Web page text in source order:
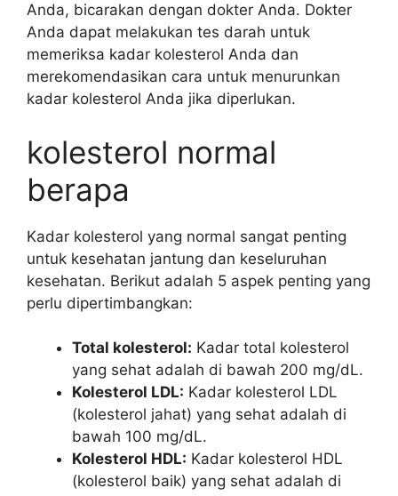
Anda, bicarakan dengan dokter Anda. Dokter
Anda dapat melakukan tes darah untuk
memeriksa kadar kolesterol Anda dan
merekomendasikan cara untuk menurunkan
kadar kolesterol Anda jika diperlukan.
kolesterol normal
berapa
Kadar kolesterol yang normal sangat penting
untuk kesehatan jantung dan keseluruhan
kesehatan. Berikut adalah 5 aspek penting yang
perlu dipertimbangkan:
Total kolesterol: Kadar total kolesterol
yang sehat adalah di bawah 200 mg/dL.
Kolesterol LDL: Kadar kolesterol LDL
(kolesterol jahat) yang sehat adalah di
bawah 100 mg/dL.
Kolesterol HDL: Kadar kolesterol HDL
(kolesterol baik) yang sehat adalah di